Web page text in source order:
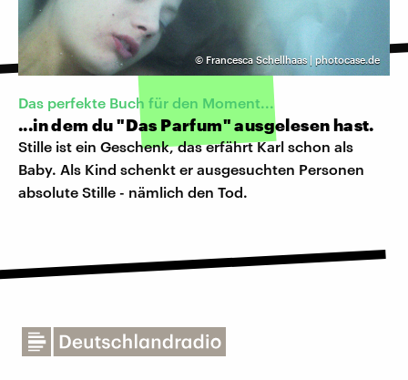
© Francesca Schellhaas | photocase.de
Das perfekte Buch für den Moment...
...in dem du "Das Parfum" ausgelesen hast.
Stille ist ein Geschenk, das erfährt Karl schon als
Baby. Als Kind schenkt er ausgesuchten Personen
absolute Stille - nämlich den Tod.